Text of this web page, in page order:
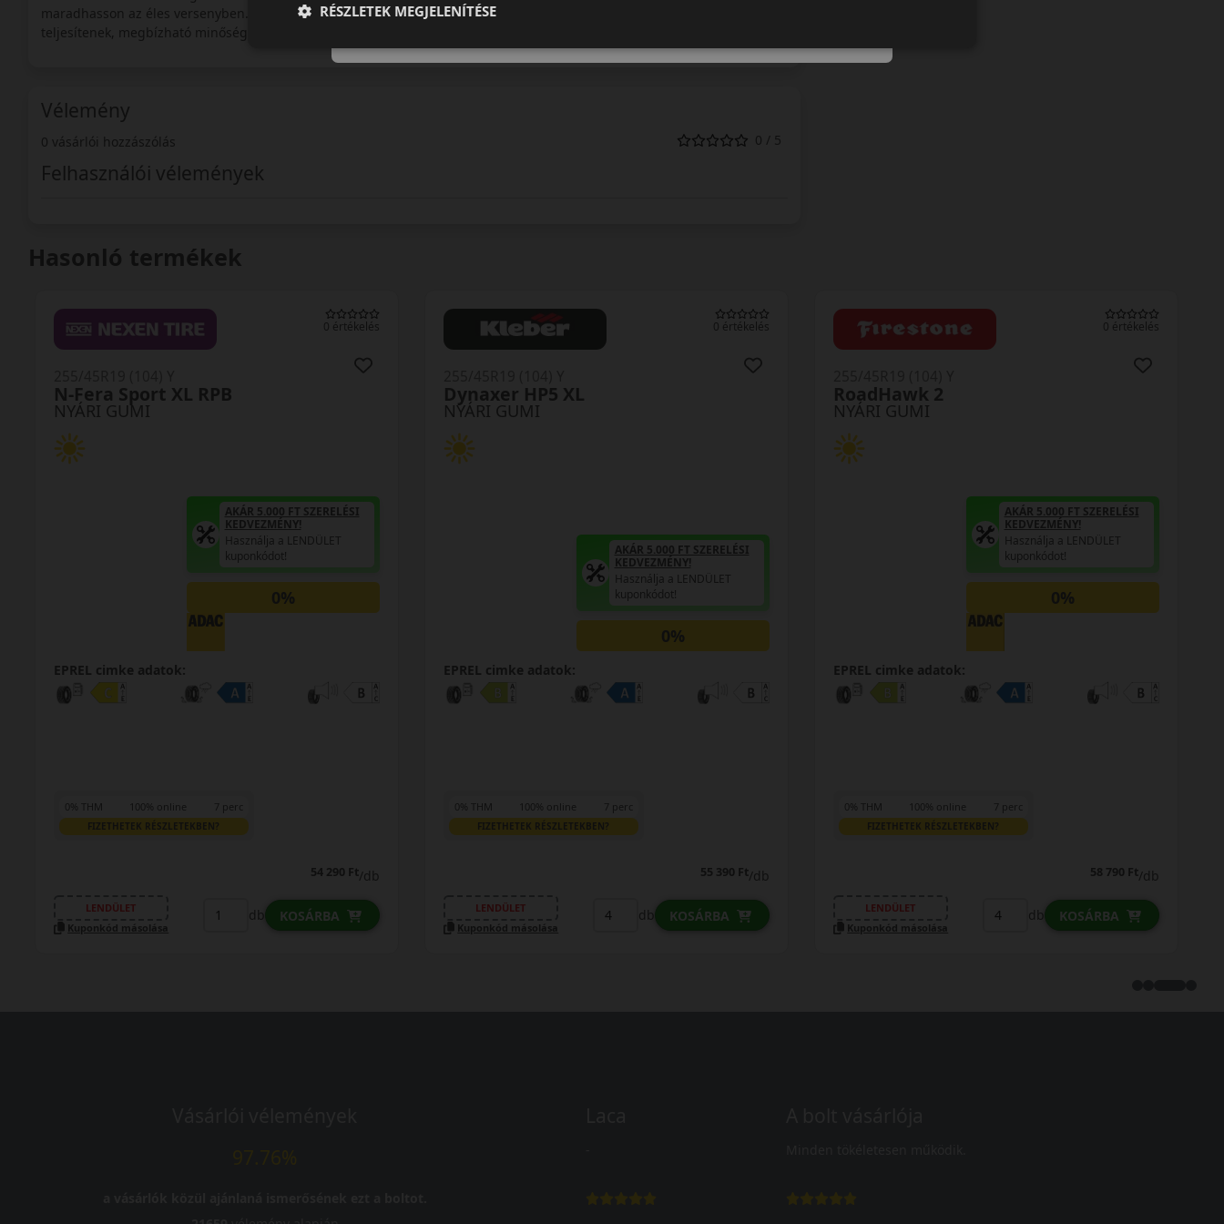
maradhasson az éles versenyben. Ennek is köszönhetően, abroncsai a független tesztekben is rendre kitűnően
teljesítenek, megbízható minőségűek és biztonságos közlekedést tesznek lehetővé.
Vélemény
0 vásárlói hozzászólás 0 / 5
Felhasználói vélemények
Hasonló termékek
0 értékelés
NYÁRI GUMI
N-Fera Sport XL RPB
AKÁR 5.000 FT SZERELÉSI
KEDVEZMÉNY!
Használja a LENDÜLET
kuponkódot!
0%
EPREL cimke adatok:
0% THM 100% online 7 perc
FIZETHETEK RÉSZLETEKBEN?
54 290 Ft/db
LENDÜLET
Kuponkód másolása
db KOSÁRBA
0 értékelés
NYÁRI GUMI
Dynaxer HP5 XL
AKÁR 5.000 FT SZERELÉSI
KEDVEZMÉNY!
Használja a LENDÜLET
kuponkódot!
0%
EPREL cimke adatok:
0% THM 100% online 7 perc
FIZETHETEK RÉSZLETEKBEN?
55 390 Ft/db
LENDÜLET
Kuponkód másolása
db KOSÁRBA
0 értékelés
NYÁRI GUMI
RoadHawk 2
AKÁR 5.000 FT SZERELÉSI
KEDVEZMÉNY!
Használja a LENDÜLET
kuponkódot!
0%
EPREL cimke adatok:
0% THM 100% online 7 perc
FIZETHETEK RÉSZLETEKBEN?
58 790 Ft/db
LENDÜLET
Kuponkód másolása
db KOSÁRBA
RÉSZLETEK MEGJELENÍTÉSE